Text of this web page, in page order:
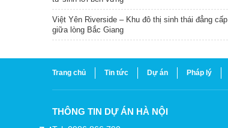
Việt Yên Riverside – Khu đô thị sinh thái đẳng cấp
giữa lòng Bắc Giang
Trang chủ Tin tức Dự án Pháp lý
THÔNG TIN DỰ ÁN HÀ NỘI